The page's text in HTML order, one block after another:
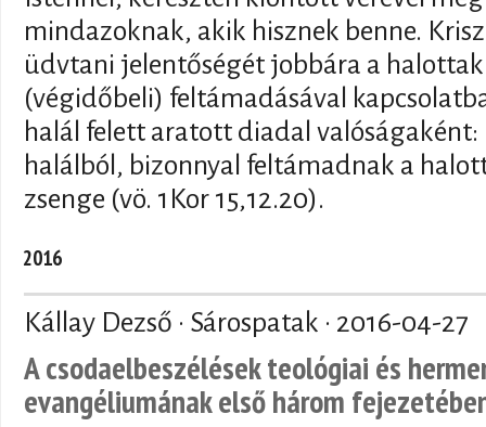
mindazoknak, akik hisznek benne.
üdvtani jelentőségét jobbára a
(végidőbeli) feltámadásával
halál felett aratott diadal
halálból, bizonnyal feltámadnak a
zsenge (vö. 1Kor 15,12.20).
2016
Kállay Dezső · Sárospatak · 2016-04-27
A csodaelbeszélések teológiai és
evangéliumának első három